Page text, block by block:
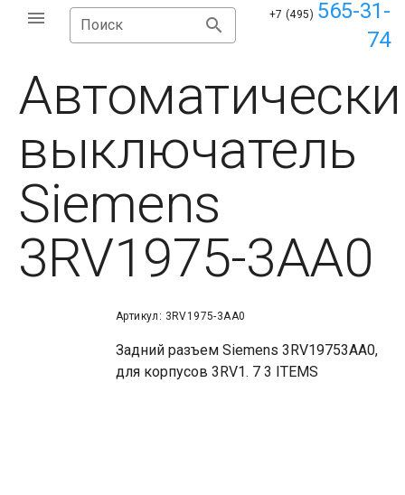
Поиск
+7 (495) 565-31-
74
выключатель
Siemens
3RV1975-3AA0
Артикул: 3RV1975-3AA0
Задний разъем Siemens 3RV19753AA0,
для корпусов 3RV1. 7 3 ITEMS